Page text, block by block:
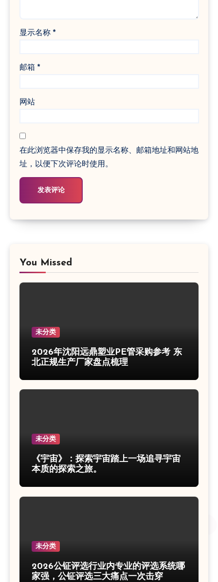
显示名称 *
邮箱 *
网站
在此浏览器中保存我的显示名称、邮箱地址和网站地
址，以便下次评论时使用。
You Missed
未分类
2026年沈阳远鼎塑业PE管采购参考 东
北正规生产厂家盘点梳理
未分类
《宇宙》：探索宇宙踏上一场追寻宇宙
本质的探索之旅。
未分类
2026公钲评选行业内专业的评选系统哪
家强，公钲评选三大痛点一次击穿